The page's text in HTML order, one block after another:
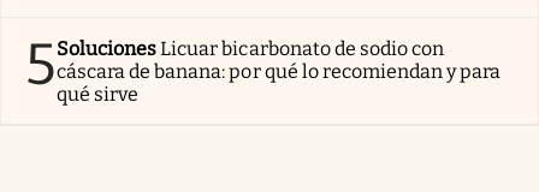
5SolucionesLicuar bicarbonato de sodio con
cáscara de banana: por qué lo recomiendan y para
qué sirve